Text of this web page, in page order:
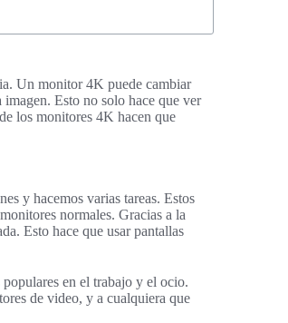
Un monitor 4K puede cambiar
Esto no solo hace que ver
los monitores 4K hacen que
y hacemos varias tareas. Estos
normales. Gracias a la
Esto hace que usar pantallas
en el trabajo y el ocio.
de video, y a cualquiera que